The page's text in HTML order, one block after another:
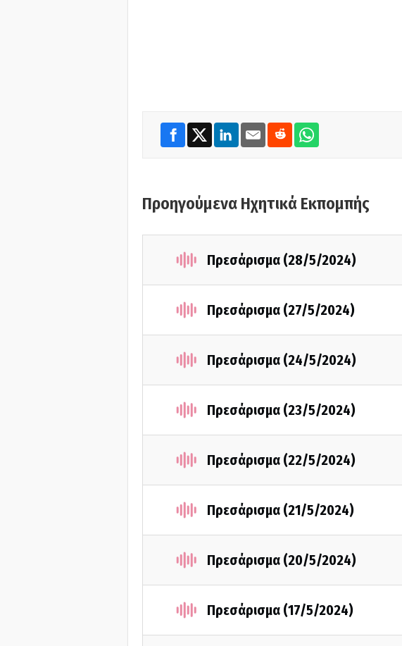
Προηγούμενα Ηχητικά Εκπομπής
Πρεσάρισμα (28/5/2024)
Πρεσάρισμα (27/5/2024)
Πρεσάρισμα (24/5/2024)
Πρεσάρισμα (23/5/2024)
Πρεσάρισμα (22/5/2024)
Πρεσάρισμα (21/5/2024)
Πρεσάρισμα (20/5/2024)
Πρεσάρισμα (17/5/2024)